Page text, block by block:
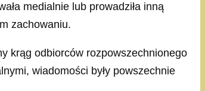
medialnie lub prowadziła inną
zachowaniu.
krąg odbiorców rozpowszechnionego
wiadomości były powszechnie